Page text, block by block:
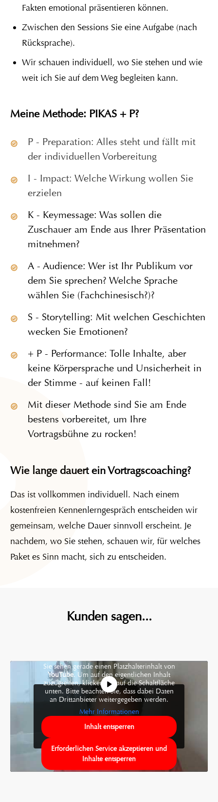
Fakten emotional präsentieren können.
Zwischen den Sessions Sie eine Aufgabe (nach
Rücksprache).
Wir schauen individuell, wo Sie stehen und wie
weit ich Sie auf dem Weg begleiten kann.
Meine Methode: PIKAS + P?
P - Preparation: Alles steht und fällt mit
der individuellen Vorbereitung
I - Impact: Welche Wirkung wollen Sie
erzielen
K - Keymessage: Was sollen die
Zuschauer am Ende aus Ihrer Präsentation
mitnehmen?
A - Audience: Wer ist Ihr Publikum vor
dem Sie sprechen? Welche Sprache
wählen Sie (Fachchinesisch?)?
S - Storytelling: Mit welchen Geschichten
wecken Sie Emotionen?
+ P - Performance: Tolle Inhalte, aber
keine Körpersprache und Unsicherheit in
der Stimme - auf keinen Fall!
Mit dieser Methode sind Sie am Ende
bestens vorbereitet, um Ihre
Vortragsbühne zu rocken!
Wie lange dauert ein Vortragscoaching?
Das ist vollkommen individuell. Nach einem
kostenfreien Kennenlerngespräch entscheiden wir
gemeinsam, welche Dauer sinnvoll erscheint. Je
nachdem, wo Sie stehen, schauen wir, für welches
Paket es Sinn macht, sich zu entscheiden.
Kunden sagen...
Sie sehen gerade einen Platzhalterinhalt von
YouTube. Um auf den eigentlichen Inhalt
zuzugreifen, klicken Sie auf die Schaltfläche
unten. Bitte beachten Sie, dass dabei Daten
an Drittanbieter weitergegeben werden.
Mehr Informationen
Inhalt entsperren
Erforderlichen Service akzeptieren und
Inhalte entsperren